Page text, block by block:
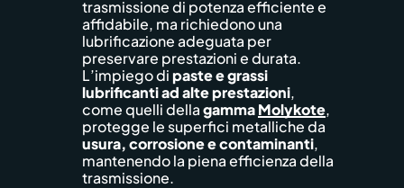
trasmissione di potenza efficiente e
affidabile, ma richiedono una
lubrificazione adeguata per
preservare prestazioni e durata.
L’impiego dipaste e grassi
lubrificanti ad alte prestazioni,
come quelli dellagamma Molykote,
protegge le superfici metalliche da
usura, corrosione e contaminanti,
mantenendo la piena efficienza della
trasmissione.